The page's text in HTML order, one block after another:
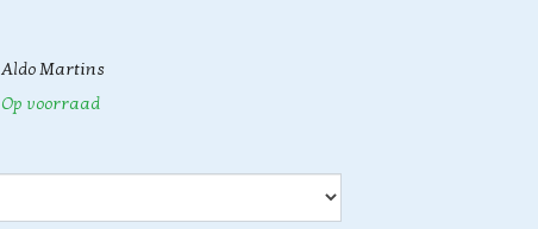
Aldo Martins
Op voorraad